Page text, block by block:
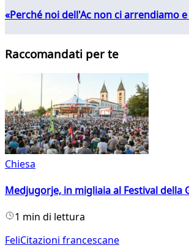
«Perché noi dell'Ac non ci arrendiamo
Raccomandati per te
Chiesa
Medjugorje, in migliaia al Festival della
1 min di lettura
FeliCitazioni francescane